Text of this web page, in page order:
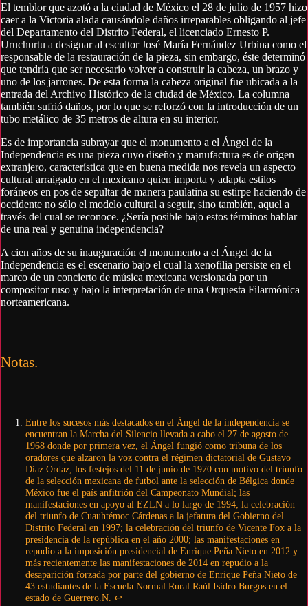
El temblor que azotó a la ciudad de México el 28 de julio de 1957 hizo
caer a la Victoria alada causándole daños irreparables obligando al jefe
del Departamento del Distrito Federal, el licenciado Ernesto P.
Uruchurtu a designar al escultor José María Fernández Urbina como el
responsable de la restauración de la pieza, sin embargo, éste determinó
que tendría que ser necesario volver a construir la cabeza, un brazo y
uno de los jarrones. De esta forma la cabeza original fue ubicada a la
entrada del Archivo Histórico de la ciudad de México. La columna
también sufrió daños, por lo que se reforzó con la introducción de un
tubo metálico de 35 metros de altura en su interior.
Es de importancia subrayar que el monumento a el Ángel de la
Independencia es una pieza cuyo diseño y manufactura es de origen
extranjero, característica que en buena medida nos revela un aspecto
cultural arraigado en el mexicano quien importa y adapta estilos
foráneos en pos de sepultar de manera paulatina su estirpe haciendo de
occidente no sólo el modelo cultural a seguir, sino también, aquel a
través del cual se reconoce. ¿Sería posible bajo estos términos hablar
de una real y genuina independencia?
A cien años de su inauguración el monumento a el Ángel de la
Independencia es el escenario bajo el cual la xenofilia persiste en el
marco de un concierto de música mexicana versionada por un
compositor ruso y bajo la interpretación de una Orquesta Filarmónica
norteamericana.
Notas.
Entre los sucesos más destacados en el Ángel de la independencia se
encuentran la Marcha del Silencio llevada a cabo el 27 de agosto de
1968 donde por primera vez, el Ángel fungió como tribuna de los
oradores que alzaron la voz contra el régimen dictatorial de Gustavo
Díaz Ordaz; los festejos del 11 de junio de 1970 con motivo del triunfo
de la selección mexicana de futbol ante la selección de Bélgica donde
México fue el país anfitrión del Campeonato Mundial; las
manifestaciones en apoyo al EZLN a lo largo de 1994; la celebración
del triunfo de Cuauhtémoc Cárdenas a la jefatura del Gobierno del
Distrito Federal en 1997; la celebración del triunfo de Vicente Fox a la
presidencia de la república en el año 2000; las manifestaciones en
repudio a la imposición presidencial de Enrique Peña Nieto en 2012 y
más recientemente las manifestaciones de 2014 en repudio a la
desaparición forzada por parte del gobierno de Enrique Peña Nieto de
43 estudiantes de la Escuela Normal Rural Raúl Isidro Burgos en el
estado de Guerrero.N. ↩︎